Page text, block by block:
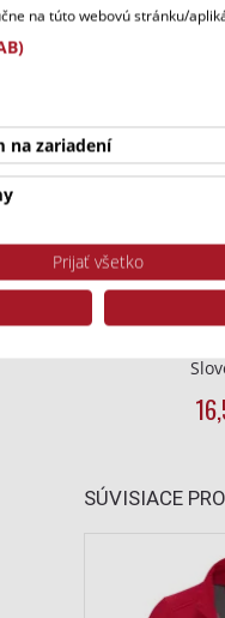
na túto webovú stránku/
na zariadení
Prijať všetko
SÚVISIACE